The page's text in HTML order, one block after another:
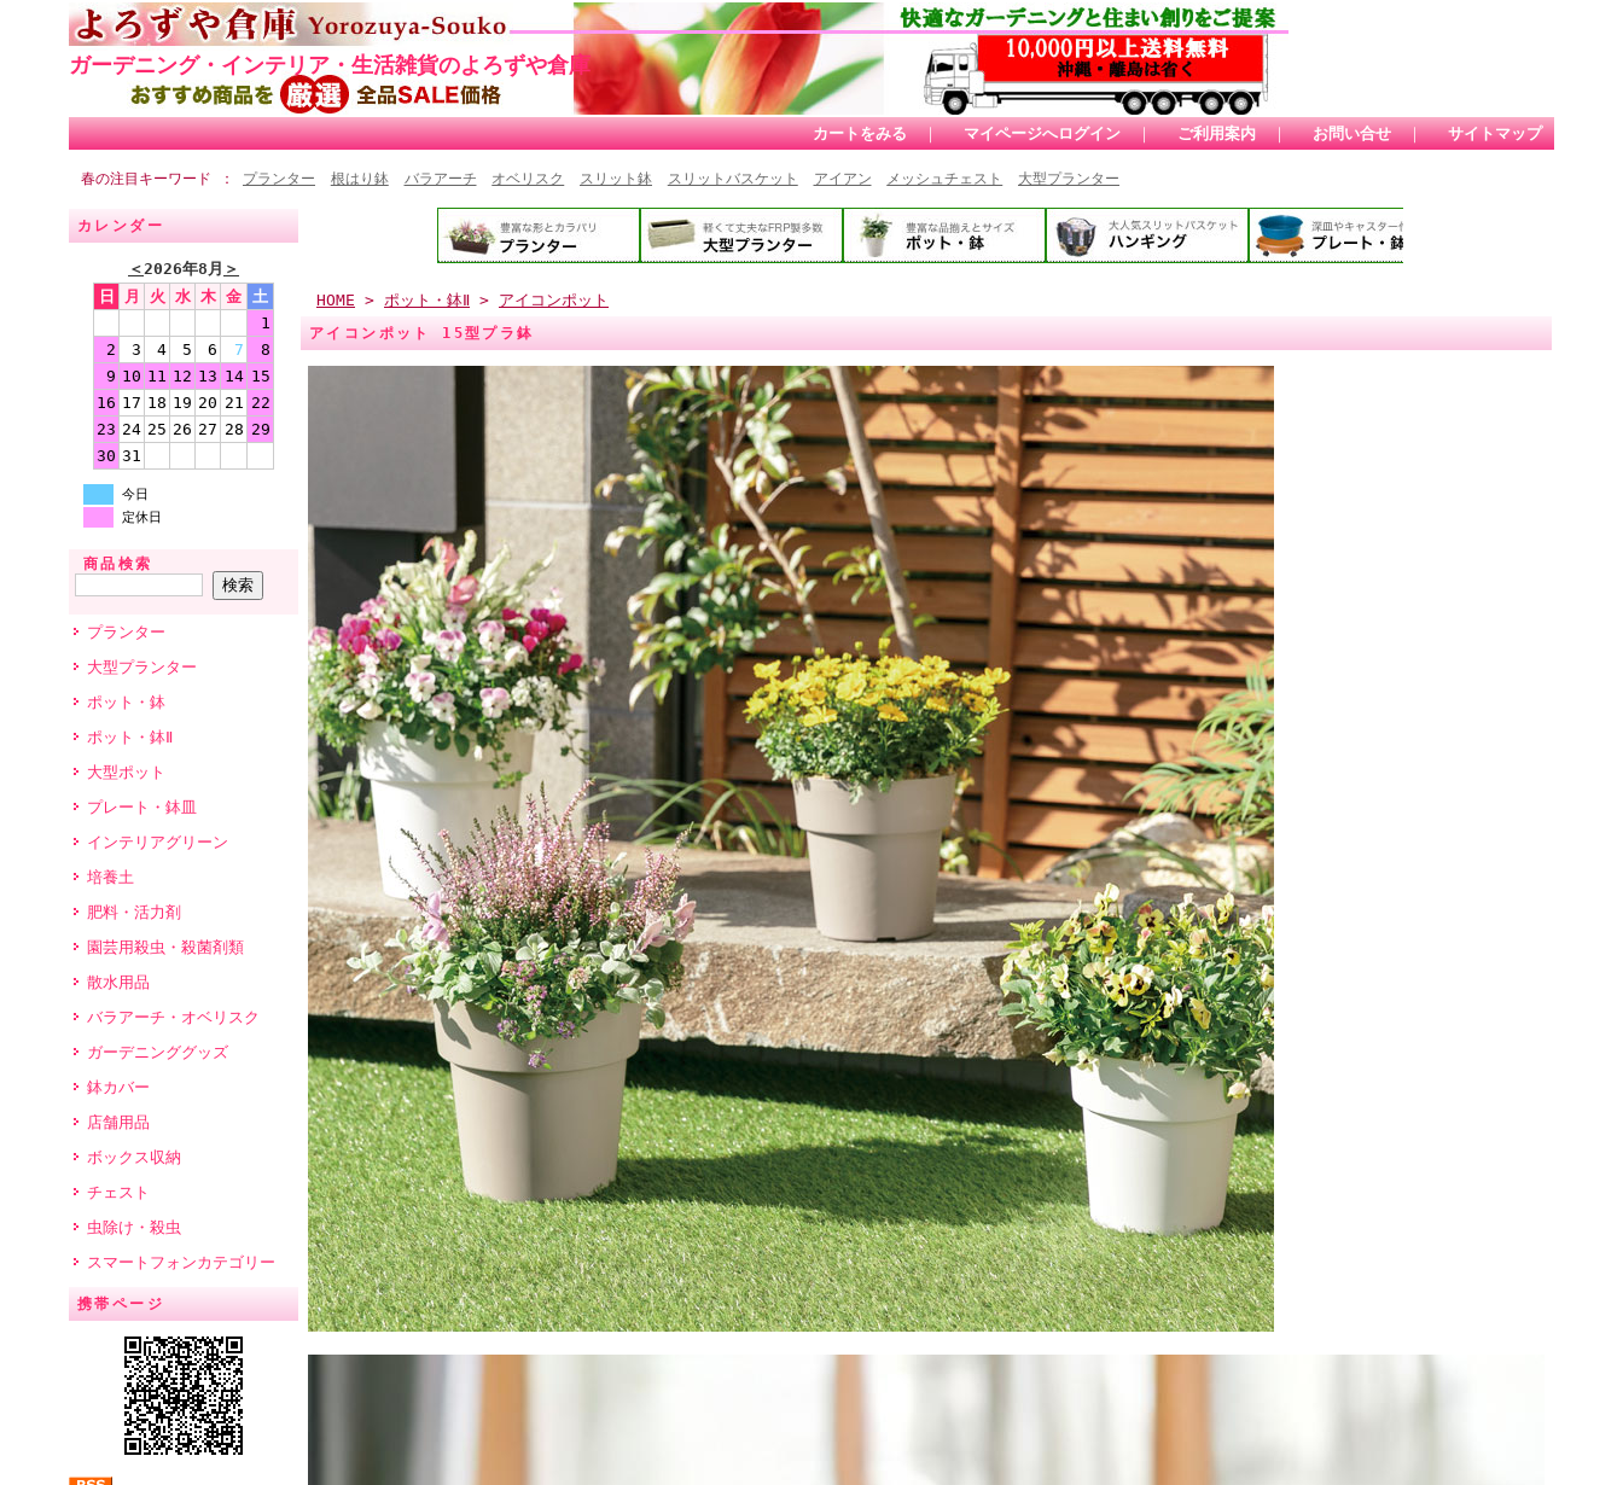
ガーデニング・インテリア・生活雑貨のよろずや倉庫
カートをみる ｜ マイページへログイン ｜ ご利用案内 ｜ お問い合せ ｜ サイトマップ
春の注目キーワード プランター 根はり鉢 バラアーチ オベリスク スリット鉢 スリットバスケット アイアン メッシュチェスト 大型プランター
カレンダー
＜2026年8月 ＞
日
月 火 水 木 金 土
1
2
3 4 5 6 7
8
9 10 11 12 13 14 15
16 17 18 19 20 21 22
23 24 25 26 27 28 29
30 31
今日
定休日
商品検索
プランター
大型プランター
ポット・鉢
ポット・鉢Ⅱ
大型ポット
プレート・鉢皿
インテリアグリーン
培養土
肥料・活力剤
園芸用殺虫・殺菌剤類
散水用品
バラアーチ・オベリスク
ガーデニンググッズ
鉢カバー
店舗用品
ボックス収納
チェスト
虫除け・殺虫
スマートフォンカテゴリー
携帯ページ
HOME > ポット・鉢Ⅱ > アイコンポット
アイコンポット 15型プラ鉢